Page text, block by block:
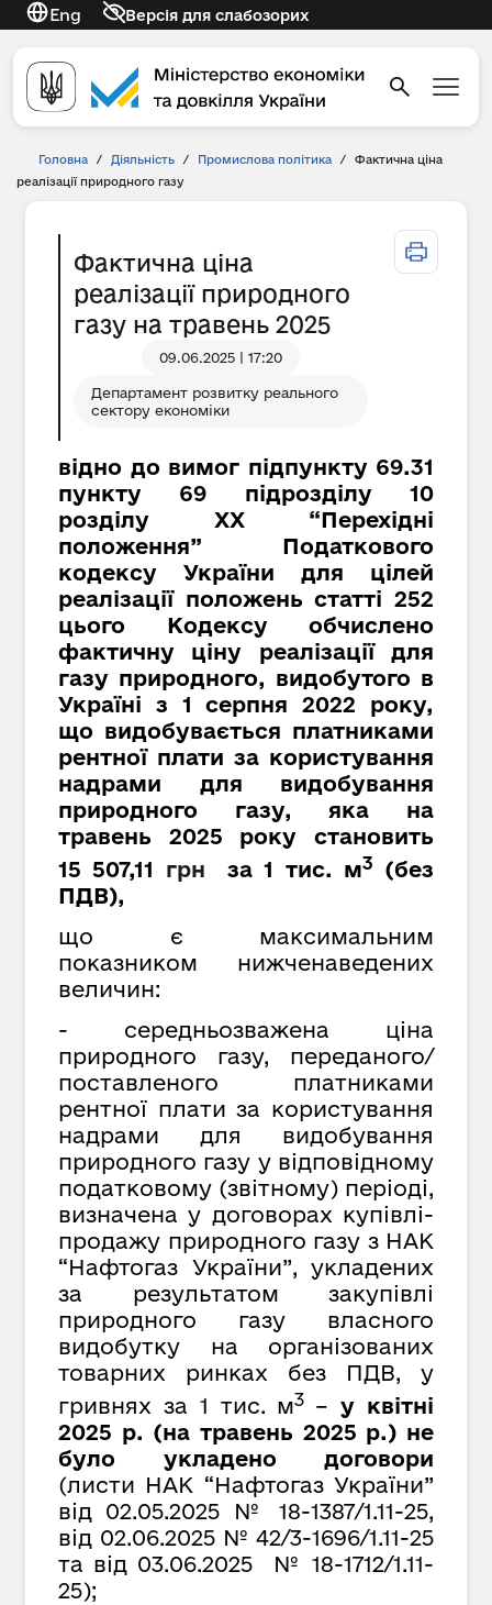
Eng Версія для слабозорих
Головна / Діяльність / Промислова політика /
Фактична ціна
реалізації природного газу
Фактична ціна
реалізації природного
газу на травень 2025
09.06.2025 | 17:20
Департамент розвитку реального
сектору економіки
відно до вимог підпункту 69.31
пункту 69 підрозділу 10
розділу XX “Перехідні
положення” Податкового
кодексу України для цілей
реалізації положень статті 252
цього Кодексу обчислено
фактичну ціну реалізації для
газу природного, видобутого в
Україні з 1 серпня 2022 року,
що видобувається платниками
рентної плати за користування
надрами для видобування
природного газу, яка на
травень 2025 року становить
15 507,11 грн за 1 тис. м3 (без
ПДВ),
що є максимальним
показником нижченаведених
величин:
- середньозважена ціна
природного газу, переданого/
поставленого платниками
рентної плати за користування
надрами для видобування
природного газу у відповідному
податковому (звітному) періоді,
визначена у договорах купівлі-
продажу природного газу з НАК
“Нафтогаз України”, укладених
за результатом закупівлі
природного газу власного
видобутку на організованих
товарних ринках без ПДВ, у
гривнях за 1 тис. м3 –у квітні
2025 р. (на травень 2025 р.) не
було укладено договори
(листи НАК “Нафтогаз України”
від 02.05.2025 № 18-1387/1.11-25,
від 02.06.2025 № 42/3-1696/1.11-25
та від 03.06.2025 № 18-1712/1.11-
25);